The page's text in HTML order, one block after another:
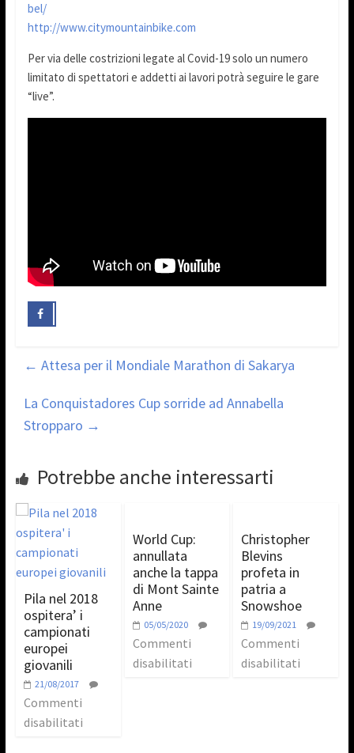
bel/
http://www.citymountainbike.com
Per via delle costrizioni legate al Covid-19 solo un numero
limitato di spettatori e addetti ai lavori potrà seguire le gare
“live”.
← Attesa per il Mondiale Marathon di Sakarya
La Conquistadores Cup sorride ad Annabella
Stropparo →
Potrebbe anche interessarti
Pila nel 2018
ospitera’ i
campionati
europei
giovanili
21/08/2017
Commenti
disabilitati
World Cup:
annullata
anche la tappa
di Mont Sainte
Anne
05/05/2020
Commenti
disabilitati
Christopher
Blevins
profeta in
patria a
Snowshoe
19/09/2021
Commenti
disabilitati